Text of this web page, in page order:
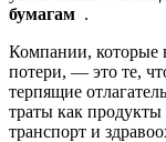
бумагам .
Компании, которые
потери, — это те,
терпящие
траты как
транспорт и